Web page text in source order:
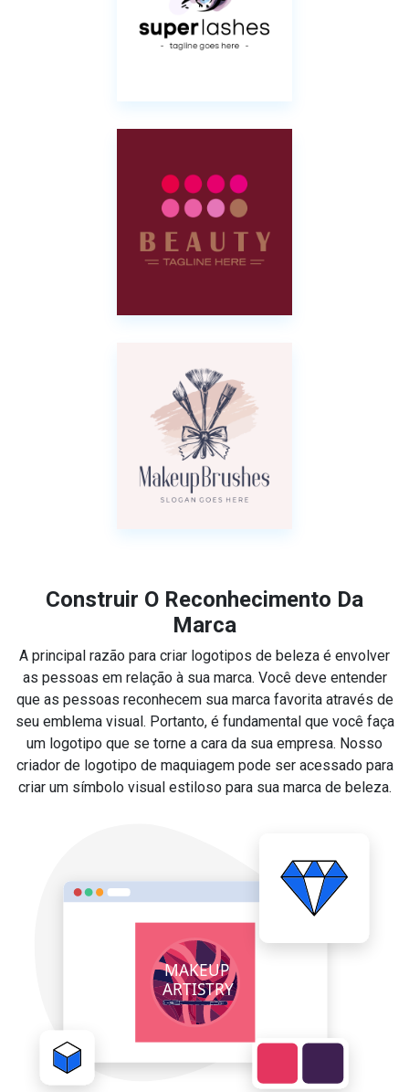
Construir O Reconhecimento Da
Marca
A principal razão para criar logotipos de beleza é envolver
as pessoas em relação à sua marca. Você deve entender
que as pessoas reconhecem sua marca favorita através de
seu emblema visual. Portanto, é fundamental que você faça
um logotipo que se torne a cara da sua empresa. Nosso
criador de logotipo de maquiagem pode ser acessado para
criar um símbolo visual estiloso para sua marca de beleza.